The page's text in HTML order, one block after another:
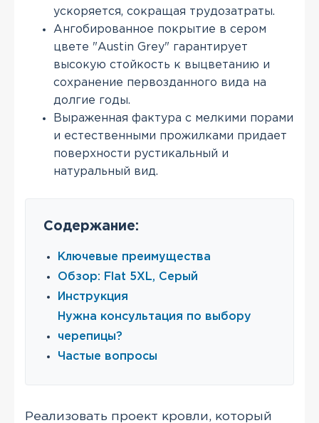
ускоряется, сокращая трудозатраты.
Ангобированное покрытие в сером
цвете "Austin Grey" гарантирует
высокую стойкость к выцветанию и
сохранение первозданного вида на
долгие годы.
Выраженная фактура с мелкими порами
и естественными прожилками придает
поверхности рустикальный и
натуральный вид.
Содержание:
Ключевые преимущества
Обзор: Flat 5XL, Серый
Инструкция
Нужна консультация по выбору
черепицы?
Частые вопросы
Реализовать проект кровли, который